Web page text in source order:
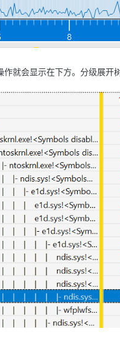
就会显示在下方。分级展开树